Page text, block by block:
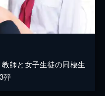
師と女子生徒の同棲生
弾